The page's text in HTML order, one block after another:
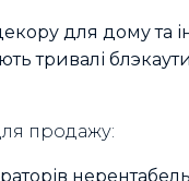
для дому та
тривалі
продажу: